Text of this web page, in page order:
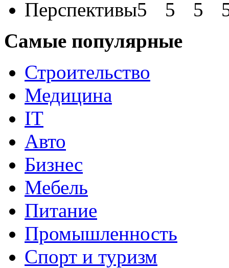
Перспективы
Самые популярные
Строительство
Медицина
IT
Авто
Бизнес
Мебель
Питание
Промышленность
Спорт и туризм